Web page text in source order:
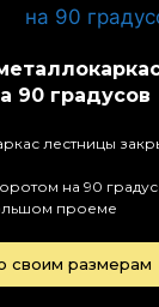
90 градусов
лестницы
на 90
проеме
своим размерам